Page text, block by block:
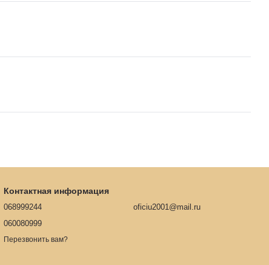
Контактная информация
068999244
060080999
Перезвонить вам?
oficiu2001@mail.ru